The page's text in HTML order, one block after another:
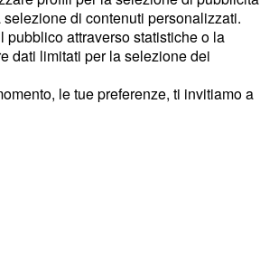
di contenuti personalizzati.
attraverso statistiche o la
dati limitati per la selezione dei
le tue preferenze, ti invitiamo a